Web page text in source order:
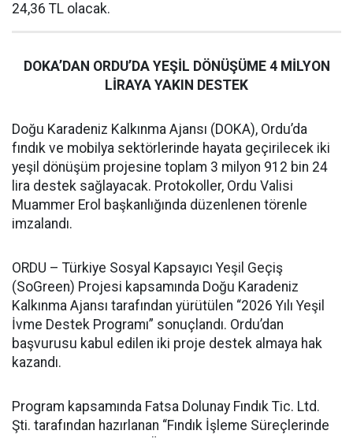
24,36 TL olacak.
DOKA’DAN ORDU’DA YEŞİL DÖNÜŞÜME 4 MİLYON
LİRAYA YAKIN DESTEK
Doğu Karadeniz Kalkınma Ajansı (DOKA), Ordu’da
fındık ve mobilya sektörlerinde hayata geçirilecek iki
yeşil dönüşüm projesine toplam 3 milyon 912 bin 24
lira destek sağlayacak. Protokoller, Ordu Valisi
Muammer Erol başkanlığında düzenlenen törenle
imzalandı.
ORDU – Türkiye Sosyal Kapsayıcı Yeşil Geçiş
(SoGreen) Projesi kapsamında Doğu Karadeniz
Kalkınma Ajansı tarafından yürütülen “2026 Yılı Yeşil
İvme Destek Programı” sonuçlandı. Ordu’dan
başvurusu kabul edilen iki proje destek almaya hak
kazandı.
Program kapsamında Fatsa Dolunay Fındık Tic. Ltd.
Şti. tarafından hazırlanan “Fındık İşleme Süreçlerinde